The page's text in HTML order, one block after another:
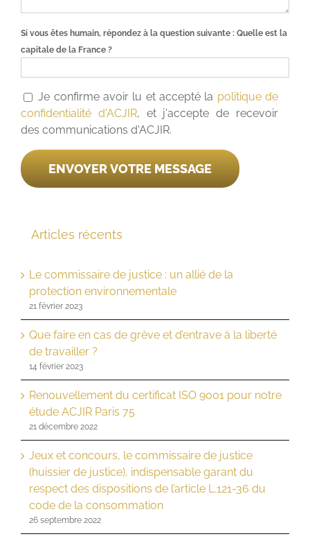
Si vous êtes humain, répondez à la question suivante : Quelle est la
capitale de la France ?
Je confirme avoir lu et accepté la politique de
confidentialité d'ACJIR, et j'accepte de recevoir
des communications d'ACJIR.
Articles récents
Le commissaire de justice : un allié de la
protection environnementale
21 février 2023
Que faire en cas de grève et d’entrave à la liberté
de travailler ?
14 février 2023
Renouvellement du certificat ISO 9001 pour notre
étude ACJIR Paris 75
21 décembre 2022
Jeux et concours, le commissaire de justice
(huissier de justice), indispensable garant du
respect des dispositions de l’article L.121-36 du
code de la consommation
26 septembre 2022